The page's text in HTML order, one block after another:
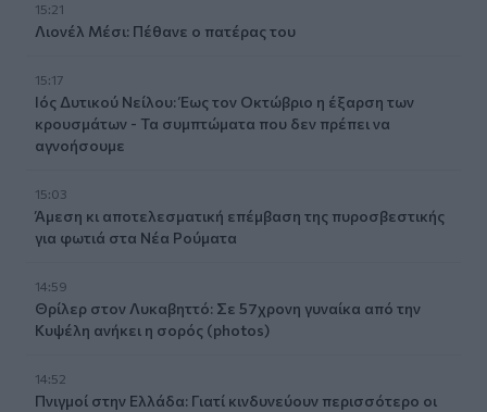
15:21
Λιονέλ Μέσι: Πέθανε ο πατέρας του
15:17
Ιός Δυτικού Νείλου: Έως τον Οκτώβριο η έξαρση των
κρουσμάτων - Τα συμπτώματα που δεν πρέπει να
αγνοήσουμε
15:03
Άμεση κι αποτελεσματική επέμβαση της πυροσβεστικής
για φωτιά στα Νέα Ρούματα
14:59
Θρίλερ στον Λυκαβηττό: Σε 57χρονη γυναίκα από την
Κυψέλη ανήκει η σορός (photos)
14:52
Πνιγμοί στην Ελλάδα: Γιατί κινδυνεύουν περισσότερο οι